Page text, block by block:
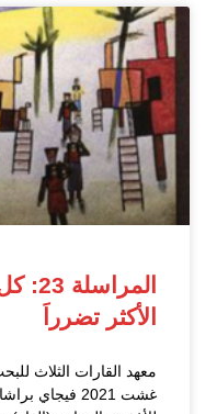
الأكثر تضرراَ
غشت 2021